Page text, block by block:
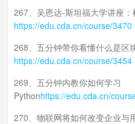
267、吴恩达-斯坦福大学讲座
https://edu.cda.cn/course/3470
268、五分钟带你看懂什么是区
https://edu.cda.cn/course/3454
269、五分钟内教你如何学习
Pythonhttps://edu.cda.cn/
270、物联网将如何改变企业与